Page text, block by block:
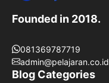
Founded in 2018.
081369787719
admin@pelajaran.co.id
Blog Categories